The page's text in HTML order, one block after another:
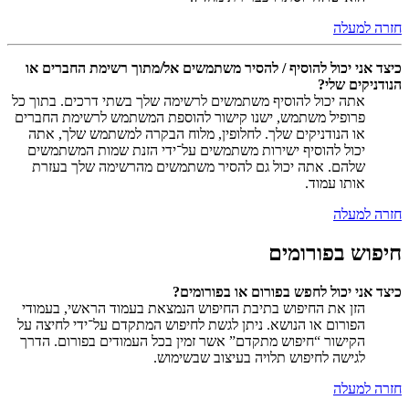
חזרה למעלה
כיצד אני יכול להוסיף / להסיר משתמשים אל/מתוך רשימת החברים או
הנודניקים שלי?
אתה יכול להוסיף משתמשים לרשימה שלך בשתי דרכים. בתוך כל
פרופיל משתמש, ישנו קישור להוספת המשתמש לרשימת החברים
או הנודניקים שלך. לחלופין, מלוח הבקרה למשתמש שלך, אתה
יכול להוסיף ישירות משתמשים על־ידי הזנת שמות המשתמשים
שלהם. אתה יכול גם להסיר משתמשים מהרשימה שלך בעזרת
אותו עמוד.
חזרה למעלה
חיפוש בפורומים
כיצד אני יכול לחפש בפורום או בפורומים?
הזן את החיפוש בתיבת החיפוש הנמצאת בעמוד הראשי, בעמודי
הפורום או הנושא. ניתן לגשת לחיפוש המתקדם על־ידי לחיצה על
הקישור “חיפוש מתקדם” אשר זמין בכל העמודים בפורום. הדרך
לגישה לחיפוש תלויה בעיצוב שבשימוש.
חזרה למעלה